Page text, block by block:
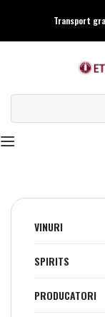
Transport
VINURI
SPIRITS
PRODUCATORI